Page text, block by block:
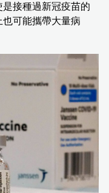
接種過新冠疫苗的
可能攜帶大量病